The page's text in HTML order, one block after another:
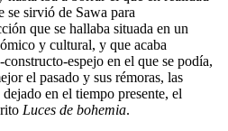
se sirvió de Sawa para
que se hallaba situada en un
y cultural, y que acaba
espejo en el que se podía,
el pasado y sus rémoras, las
en el tiempo presente, el
Luces de bohemia.